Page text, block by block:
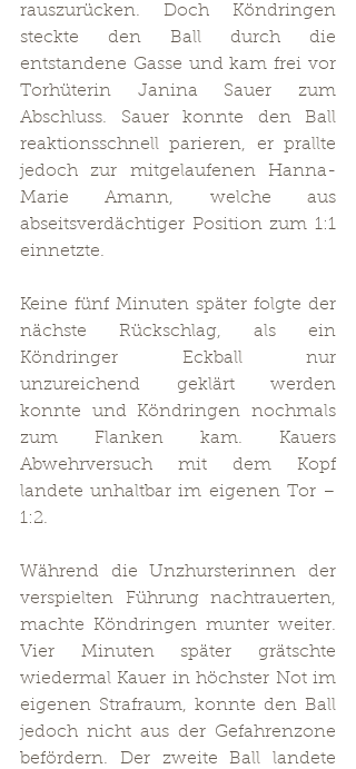
rauszurücken. Doch Köndringen
steckte den Ball durch die
entstandene Gasse und kam frei vor
Torhüterin Janina Sauer zum
Abschluss. Sauer konnte den Ball
reaktionsschnell parieren, er prallte
jedoch zur mitgelaufenen Hanna-
Marie Amann, welche aus
abseitsverdächtiger Position zum 1:1
einnetzte.
Keine fünf Minuten später folgte der
nächste Rückschlag, als ein
Köndringer Eckball nur
unzureichend geklärt werden
konnte und Köndringen nochmals
zum Flanken kam. Kauers
Abwehrversuch mit dem Kopf
landete unhaltbar im eigenen Tor –
1:2.
Während die Unzhursterinnen der
verspielten Führung nachtrauerten,
machte Köndringen munter weiter.
Vier Minuten später grätschte
wiedermal Kauer in höchster Not im
eigenen Strafraum, konnte den Ball
jedoch nicht aus der Gefahrenzone
befördern. Der zweite Ball landete